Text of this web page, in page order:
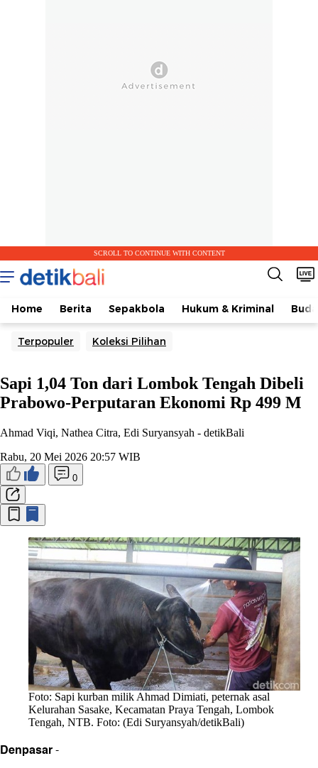
SCROLL TO CONTINUE WITH CONTENT
Home Berita Sepakbola Hukum & Kriminal
Terpopuler Koleksi Pilihan
Sapi 1,04 Ton dari Lombok Tengah Dibeli
Prabowo-Perputaran Ekonomi Rp 499 M
Ahmad Viqi, Nathea Citra, Edi Suryansyah - detikBali
Rabu, 20 Mei 2026 20:57 WIB
0
Foto: Sapi kurban milik Ahmad Dimiati, peternak asal
Kelurahan Sasake, Kecamatan Praya Tengah, Lombok
Tengah, NTB. Foto: (Edi Suryansyah/detikBali)
Denpasar-